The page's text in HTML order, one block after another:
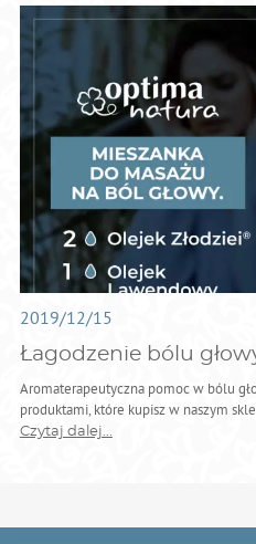
2019/12/15
Łagodzenie bólu
Aromaterapeutyczna pomoc w bólu
produktami, które kupisz w naszym
Czytaj dalej...